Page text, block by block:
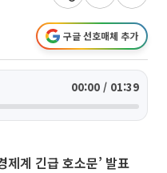
구글 선호매체 추가
00:00 / 01:39
제계 긴급 호소문’ 발표